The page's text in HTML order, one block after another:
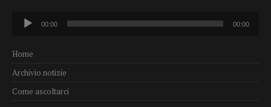
Audio
Player
00:00 00:00
Home
Archivio notizie
Come ascoltarci